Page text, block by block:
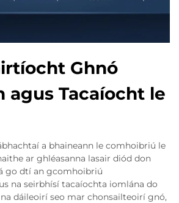
Ghnó
agus Tacaíocht le
a bhaineann le comhoibriú le
ar ghléasanna lasair diód don
go dtí an gcomhoibriú
na seirbhísí tacaíochta iomlána do
dáileoirí seo mar chonsailteoirí gnó,